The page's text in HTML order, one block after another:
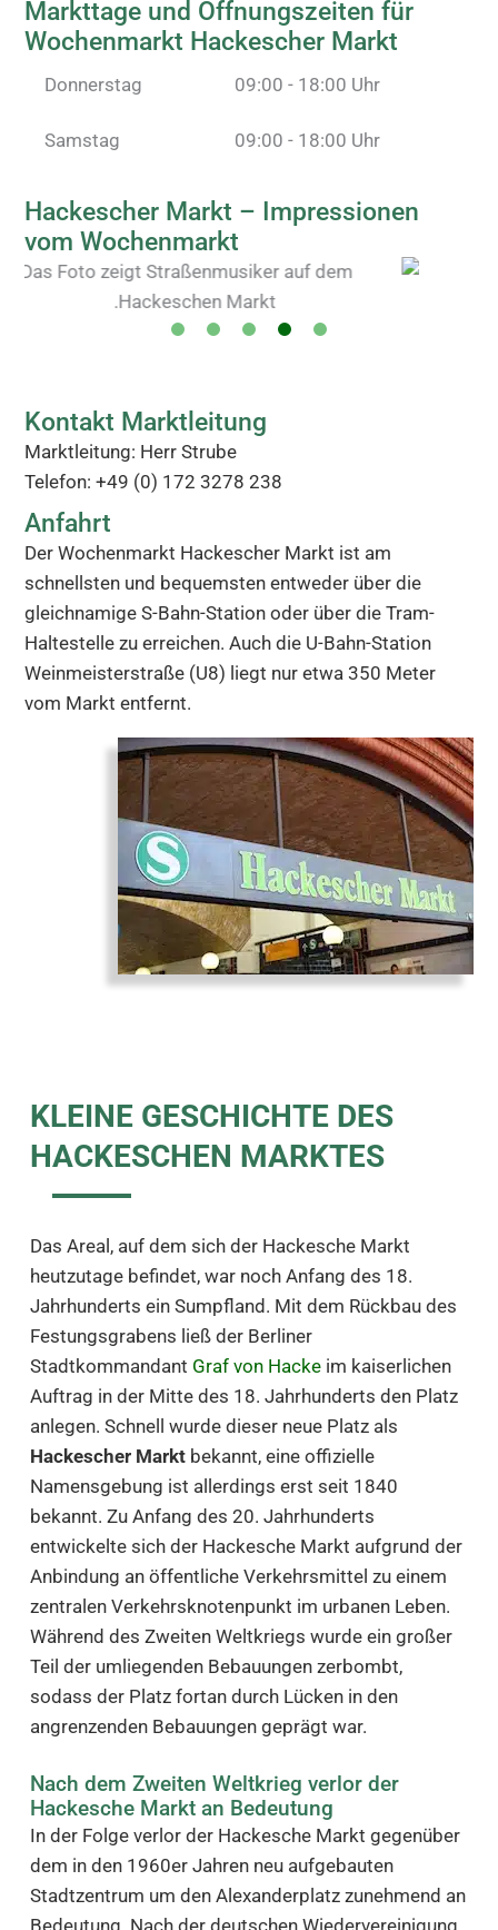
Markttage und Öffnungszeiten für
Wochenmarkt Hackescher Markt
Donnerstag 09:00 - 18:00 Uhr
Samstag 09:00 - 18:00 Uhr
Hackescher Markt – Impressionen
vom Wochenmarkt
Kontakt Marktleitung
Marktleitung: Herr Strube
Telefon: +49 (0) 172 3278 238
Anfahrt
Der Wochenmarkt Hackescher Markt ist am
schnellsten und bequemsten entweder über die
gleichnamige S-Bahn-Station oder über die Tram-
Haltestelle zu erreichen. Auch die U-Bahn-Station
Weinmeisterstraße (U8) liegt nur etwa 350 Meter
vom Markt entfernt.
KLEINE GESCHICHTE DES
HACKESCHEN MARKTES
Das Areal, auf dem sich der Hackesche Markt
heutzutage befindet, war noch Anfang des 18.
Jahrhunderts ein Sumpfland. Mit dem Rückbau des
Festungsgrabens ließ der Berliner
Stadtkommandant Graf von Hacke im kaiserlichen
Auftrag in der Mitte des 18. Jahrhunderts den Platz
anlegen. Schnell wurde dieser neue Platz als
Hackescher Markt bekannt, eine offizielle
Namensgebung ist allerdings erst seit 1840
bekannt. Zu Anfang des 20. Jahrhunderts
entwickelte sich der Hackesche Markt aufgrund der
Anbindung an öffentliche Verkehrsmittel zu einem
zentralen Verkehrsknotenpunkt im urbanen Leben.
Während des Zweiten Weltkriegs wurde ein großer
Teil der umliegenden Bebauungen zerbombt,
sodass der Platz fortan durch Lücken in den
angrenzenden Bebauungen geprägt war.
Nach dem Zweiten Weltkrieg verlor der
Hackesche Markt an Bedeutung
In der Folge verlor der Hackesche Markt gegenüber
dem in den 1960er Jahren neu aufgebauten
Stadtzentrum um den Alexanderplatz zunehmend an
Bedeutung. Nach der deutschen Wiedervereinigung